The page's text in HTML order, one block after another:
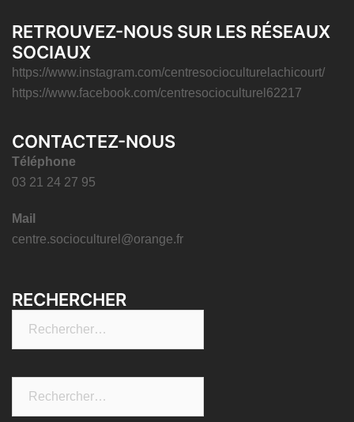
RETROUVEZ-NOUS SUR LES RÉSEAUX
SOCIAUX
https://www.instagram.com/centresocioculturelachicourt/
https://www.facebook.com/centresocioculturel62217
CONTACTEZ-NOUS
Téléphone
03 21 24 27 95
Mail
centre.socioculturel@orange.fr
RECHERCHER